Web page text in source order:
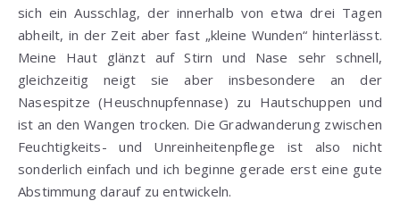
sich ein Ausschlag, der innerhalb von etwa drei Tagen
abheilt, in der Zeit aber fast „kleine Wunden“ hinterlässt.
Meine Haut glänzt auf Stirn und Nase sehr schnell,
gleichzeitig neigt sie aber insbesondere an der
Nasespitze (Heuschnupfennase) zu Hautschuppen und
ist an den Wangen trocken. Die Gradwanderung zwischen
Feuchtigkeits- und Unreinheitenpflege ist also nicht
sonderlich einfach und ich beginne gerade erst eine gute
Abstimmung darauf zu entwickeln.